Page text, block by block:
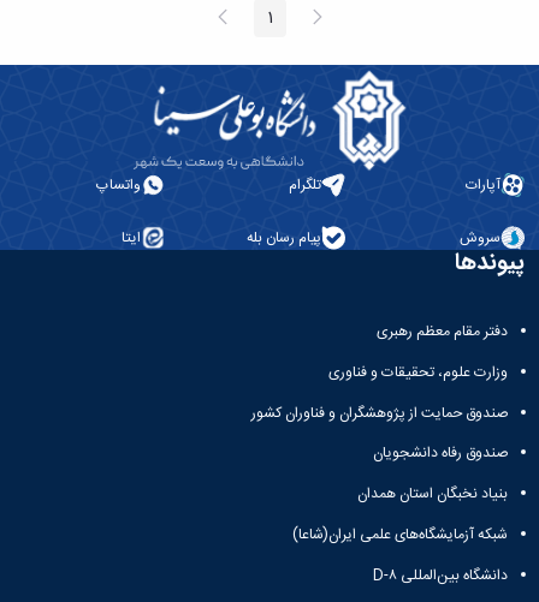
پیغام
قبلی صفحه صفحه
بعد
آپارات تلگرام واتساپ
سروش پیام رسان بله ایتا
پیوندها
دفتر مقام معظم رهبری
وزارت علوم، تحقیقات و فناوری
صندوق حمایت از پژوهشگران و فناوران کشور
صندوق رفاه دانشجویان
بنیاد نخبگان استان همدان
شبکه آزمایشگاه‌های علمی ایران(شاعا)
دانشگاه بین‌المللی D-۸